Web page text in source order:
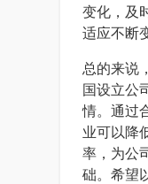
变化，及
适应不断
总的来说
国设立公
情。通过
业可以降
率，为公
础。希望